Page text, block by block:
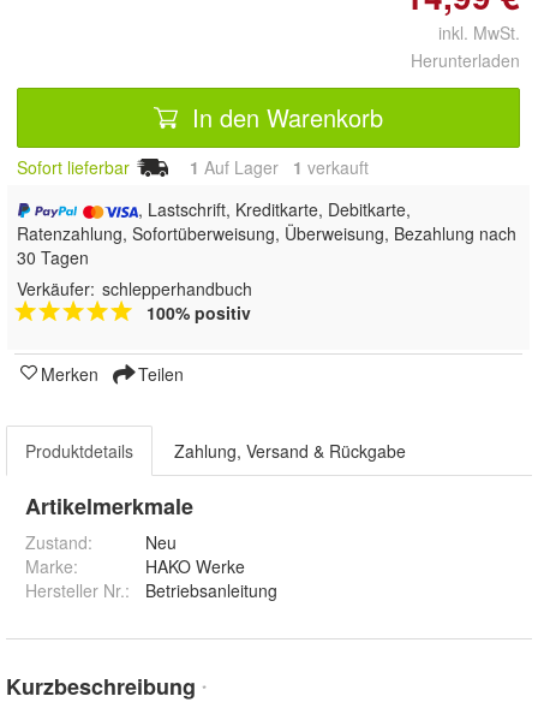
inkl. MwSt.
Herunterladen
In den Warenkorb
Sofort lieferbar 1 Auf Lager 1 verkauft
, Lastschrift, Kreditkarte, Debitkarte,
Ratenzahlung, Sofortüberweisung, Überweisung, Bezahlung nach
30 Tagen
Verkäufer: schlepperhandbuch
100% positiv
Merken Teilen
Produktdetails Zahlung, Versand & Rückgabe
Artikelmerkmale
Zustand:
Neu
Marke:
HAKO Werke
Hersteller Nr.:
Betriebsanleitung
Kurzbeschreibung *